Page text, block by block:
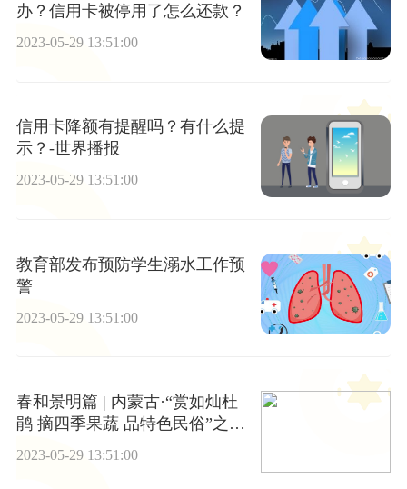
办？信用卡被停用了怎么还款？
2023-05-29 13:51:00
信用卡降额有提醒吗？有什么提
示？-世界播报
2023-05-29 13:51:00
教育部发布预防学生溺水工作预
警
2023-05-29 13:51:00
春和景明篇 | 内蒙古·“赏如灿杜
鹃 摘四季果蔬 品特色民俗”之旅
焦点资讯
2023-05-29 13:51:00